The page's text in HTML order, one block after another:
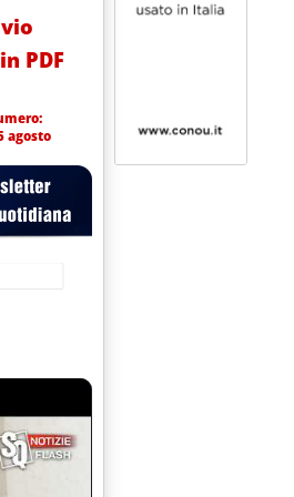
PDF
agosto